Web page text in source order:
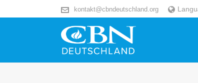
kontakt@cbndeutschland.org